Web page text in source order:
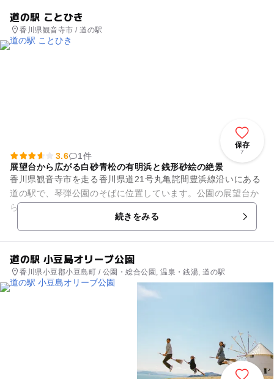
道の駅 ことひき
香川県観音寺市 / 道の駅
保存
7
3.6
1件
展望台から広がる白砂青松の有明浜と銭形砂絵の絶景
香川県観音寺市を走る香川県道21号丸亀詫間豊浜線沿いにある
道の駅で、琴弾公園のそばに位置しています。公園の展望台か
らは白砂青松の有明浜と銭形砂絵の絶景が広がります。実際に
は楕円形の銭形が、敷地内...続きをみる
道の駅 小豆島オリーブ公園
香川県小豆郡小豆島町 / 公園・総合公園, 温泉・銭湯, 道の駅